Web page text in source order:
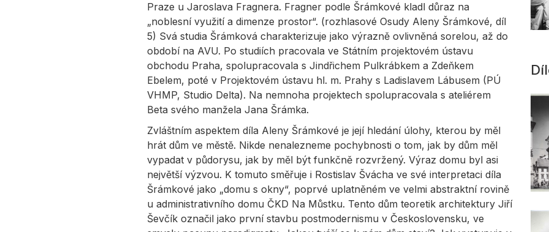
Praze u Jaroslava Fragnera. Fragner podle Šrámkové kladl důraz na
„noblesní využití a dimenze prostor“. (rozhlasové Osudy Aleny Šrámkové, díl
5) Svá studia Šrámková charakterizuje jako výrazně ovlivněná sorelou, až do
období na AVU. Po studiích pracovala ve Státním projektovém ústavu
obchodu Praha, spolupracovala s Jindřichem Pulkrábkem a Zdeňkem
Ebelem, poté v Projektovém ústavu hl. m. Prahy s Ladislavem Lábusem (PÚ
VHMP, Studio Delta). Na nemnoha projektech spolupracovala s ateliérem
Beta svého manžela Jana Šrámka.
Zvláštním aspektem díla Aleny Šrámkové je její hledání úlohy, kterou by měl
hrát dům ve městě. Nikde nenalezneme pochybnosti o tom, jak by dům měl
vypadat v půdorysu, jak by měl být funkčně rozvržený. Výraz domu byl asi
největší výzvou. K tomuto směřuje i Rostislav Švácha ve své interpretaci díla
Šrámkové jako „domu s okny“, poprvé uplatněném ve velmi abstraktní rovině
u administrativního domu ČKD Na Můstku. Tento dům teoretik architektury Jiří
Ševčík označil jako první stavbu postmodernismu v Československu, ve